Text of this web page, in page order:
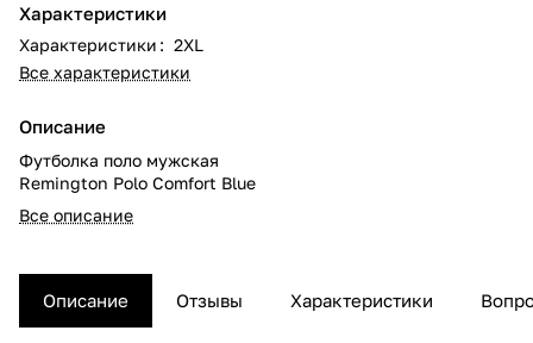
Характеристики
Характеристики : 2XL
Все характеристики
Описание
Футболка поло мужская
Remington Polo Сomfort Blue
Все описание
Описание Отзывы Характеристики